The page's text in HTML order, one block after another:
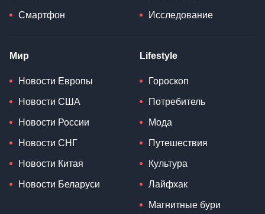
Смартфон Исследование
Мир
Новости Европы
Новости США
Новости России
Новости СНГ
Новости Китая
Новости Беларуси
Lifestyle
Гороскоп
Потребитель
Мода
Путешествия
Культура
Лайфхак
Магнитные бури